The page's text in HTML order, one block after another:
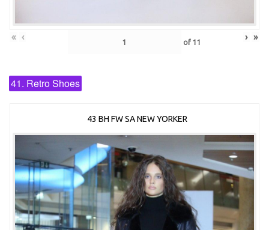
« ‹ of 11 › »
41. Retro Shoes
43 BH FW SA NEW YORKER